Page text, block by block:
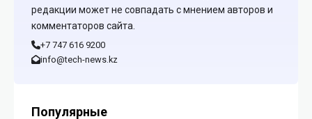
редакции может не совпадать с мнением авторов и
комментаторов сайта.
+7 747 616 9200
info@tech-news.kz
Популярные